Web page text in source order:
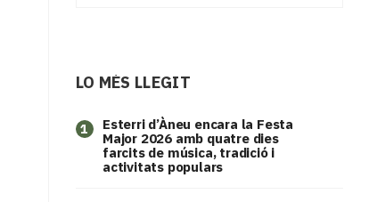
LO MÉS LLEGIT
1
Esterri d’Àneu encara la Festa
Major 2026 amb quatre dies
farcits de música, tradició i
activitats populars